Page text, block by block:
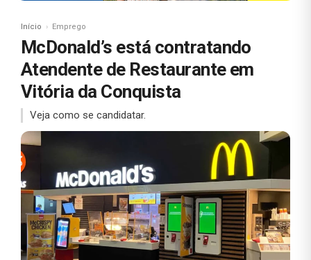
Início Emprego
McDonald’s está contratando
Atendente de Restaurante em
Vitória da Conquista
Veja como se candidatar.